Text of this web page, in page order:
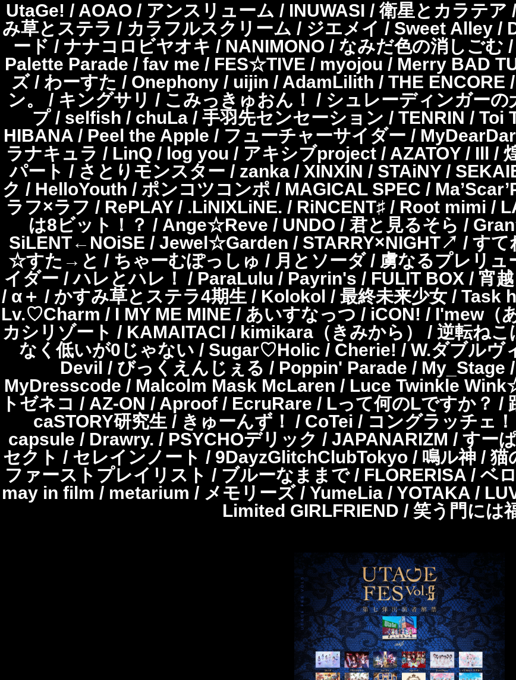
UtaGe! / AOAO / アンスリューム / INUWASI / 衛星とカラテア
み草とステラ / カラフルスクリーム / ジエメイ / Sweet Alley /
ード / ナナコロビヤオキ / NANIMONO / なみだ色の消しご
Palette Parade / fav me / FES☆TIVE / myojou / Merry BAD
ズ / わーすた / Onephony / uijin / AdamLilith / THE ENCORE
ン。 / キングサリ / こみっきゅおん！ / シュレーディンガー
プ / selfish / chuLa / 手羽先センセーション / TENRIN / Toi
HIBANA / Peel the Apple / フューチャーサイダー /
ラナキュラ / LinQ / log you / アキシブproject / AZATOY / Ill /
パート / さとりモンスター / zanka / XINXIN / STAiNY /
ク / HelloYouth / ポンコツコンポ / MAGICAL SPEC /
ラフ×ラフ / RePLAY / .LiNIXLiNE. / RiNCENT♯ / Root mimi /
は8ビット！？ / Ange☆Reve / UNDO / 君と見るそら /
SiLENT←NOiSE / Jewel☆Garden / STARRY×NIGHT↗ / すて
☆すた→と / ちゃーむぽっしゅ / 月とソーダ / 虜なるプレリュ
イダー / ハレとハレ！ / ParaLulu / Payrin's / FULIT BOX / 宵
/ α＋ / かすみ草とステラ4期生 / Kolokol / 最終未来少女 / Task
Lv.♡Charm / I MY ME MINE / あいすなっつ / iCON! / I'mew（
カシリゾート / KAMAITACI / kimikara（きみから） / 逆転ねこ
なく低いが0じゃない / Sugar♡Holic / Cherie! / W.ダブルヴ
Devil / びっくえんじぇる / Poppin' Parade / My_Stage
MyDresscode / Malcolm Mask McLaren / Luce Twinkle
トゼネコ / AZ-ON / Aproof / EcruRare / Lって何のLですか？ /
caSTORY研究生 / きゅーんず！ / CoTei / コングラッチェ
capsule / Drawry. / PSYCHOデリック / JAPANARIZM / すー
セクト / セレインノート / 9DayzGlitchClubTokyo / 鳴ル神 / 猫
ファーストプレイリスト / ブルーなままで / FLORERISA / ベ
may in film / metarium / メモリーズ / YumeLia / YOTAKA /
Limited GIRLFRIEND / 笑う門には